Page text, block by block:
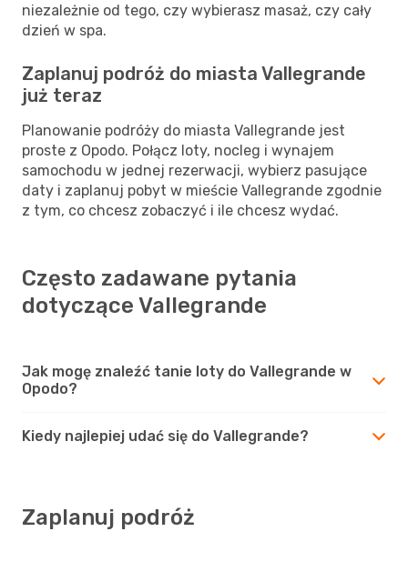
niezależnie od tego, czy wybierasz masaż, czy cały
dzień w spa.
Zaplanuj podróż do miasta Vallegrande
już teraz
Planowanie podróży do miasta Vallegrande jest
proste z Opodo. Połącz loty, nocleg i wynajem
samochodu w jednej rezerwacji, wybierz pasujące
daty i zaplanuj pobyt w mieście Vallegrande zgodnie
z tym, co chcesz zobaczyć i ile chcesz wydać.
Często zadawane pytania
dotyczące Vallegrande
Jak mogę znaleźć tanie loty do Vallegrande w
Opodo?
Kiedy najlepiej udać się do Vallegrande?
Zaplanuj podróż